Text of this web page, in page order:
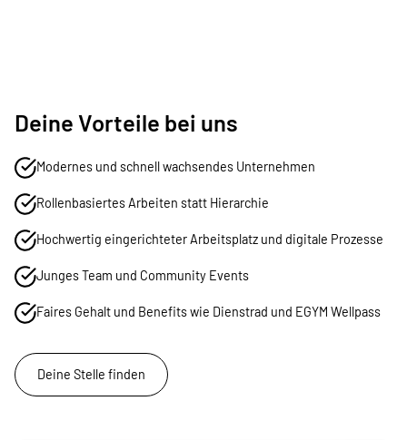
Deine Vorteile bei uns
Modernes und schnell wachsendes Unternehmen
Rollenbasiertes Arbeiten statt Hierarchie
Hochwertig eingerichteter Arbeitsplatz und digitale Prozesse
Junges Team und Community Events
Faires Gehalt und Benefits wie Dienstrad und EGYM Wellpass
Deine Stelle finden